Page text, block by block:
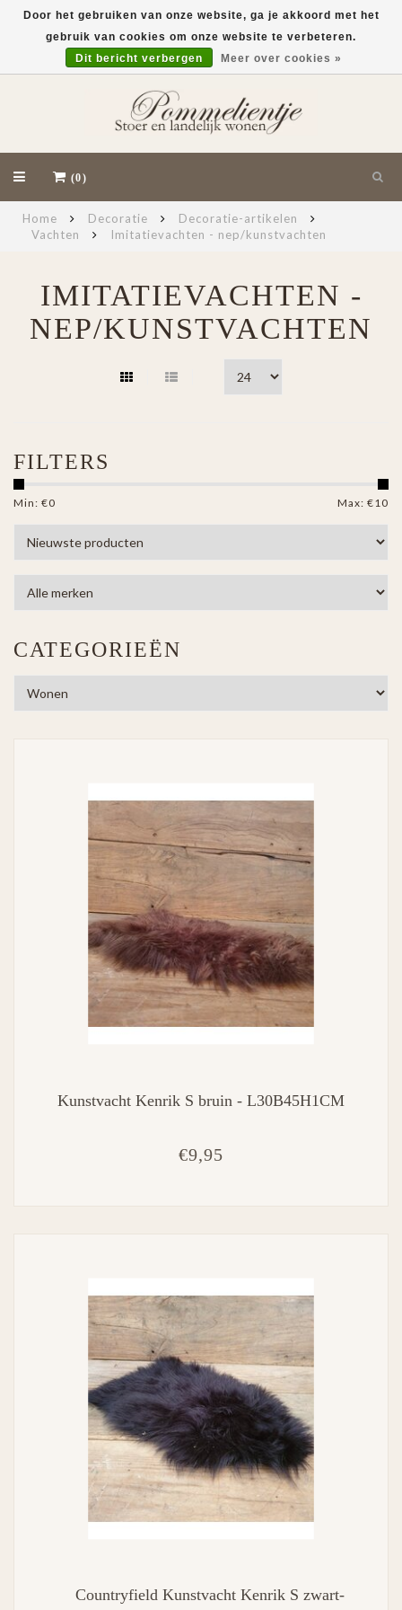
(0)
Home Decoratie
Decoratie-artikelen
Vachten
Imitatievachten - nep/kunstvachten
IMITATIEVACHTEN -
NEP/KUNSTVACHTEN
FILTERS
Min: €0 Max: €10
CATEGORIEËN
Kunstvacht Kenrik S bruin - L30B45H1CM
€9,95
Countryfield Kunstvacht Kenrik S zwart-
Door het gebruiken van onze website, ga je akkoord met het
gebruik van cookies om onze website te verbeteren.
Dit bericht verbergen
Meer over cookies »